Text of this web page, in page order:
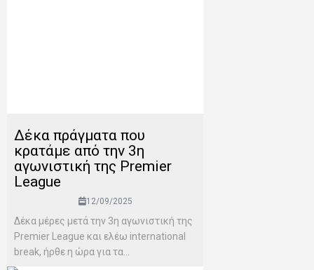
Δέκα πράγματα που
κρατάμε από την 3η
αγωνιστική της Premier
League
12/09/2025
Δέκα μέρες μετά την 3η αγωνιστική της
Premier League και ελέω international
break, ήρθε η ώρα για τα...